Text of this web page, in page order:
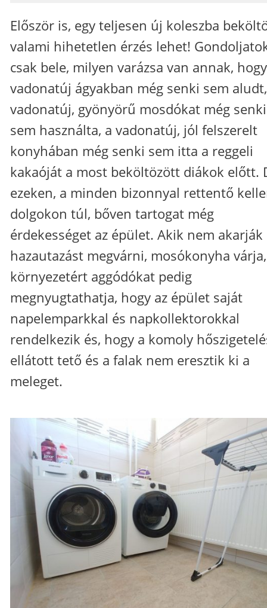
Először is, egy teljesen új koleszba
valami hihetetlen érzés lehet!
csak bele, milyen varázsa van annak,
vadonatúj ágyakban még senki sem
vadonatúj, gyönyörű mosdókat még senki
sem használta, a vadonatúj, jól felszerelt
konyhában még senki sem itta a reggeli
kakaóját a most beköltözött diákok előtt.
ezeken, a minden bizonnyal rettentő
dolgokon túl, bőven tartogat még
érdekességet az épület. Akik nem akarják
hazautazást megvárni, mosókonyha
környezetért aggódókat pedig
megnyugtathatja, hogy az épület saját
napelemparkkal és napkollektorokkal
rendelkezik és, hogy a komoly
ellátott tető és a falak nem eresztik ki a
meleget.